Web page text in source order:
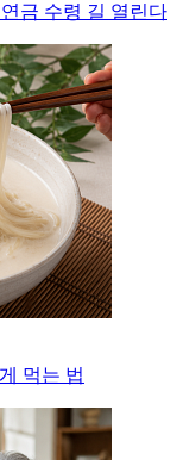
금 수령 길 열린다
먹는 법